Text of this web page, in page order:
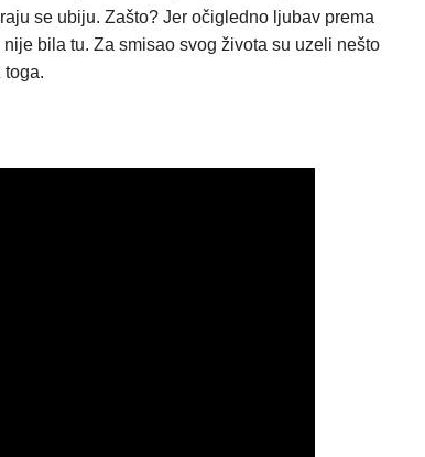
se ubiju. Zašto? Jer očigledno ljubav prema
bila tu. Za smisao svog života su uzeli nešto
toga.